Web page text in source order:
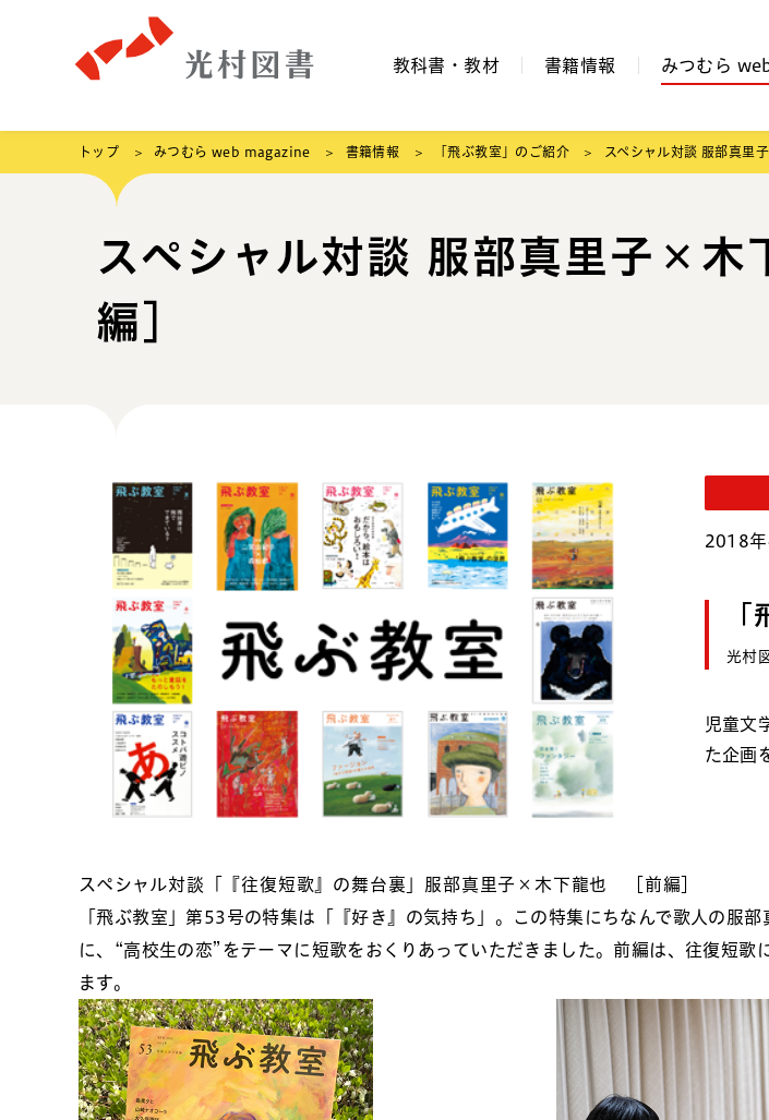
教科書・教材 書籍情報 みつむら
トップ みつむら web magazine 書籍情報 「飛ぶ教室」のご紹介 スペシャル対談 服部真里
スペシャル対談 服部真里子×木
編］
2018
光村
児童文
た企画
スペシャル対談「『往復短歌』の舞台裏」服部真里子×木下龍也 ［前編］
「飛ぶ教室」第53号の特集は「『好き』の気持ち」。この特集にちなんで歌人の服
に、“高校生の恋”をテーマに短歌をおくりあっていただきました。前編は、往復短歌
ます。